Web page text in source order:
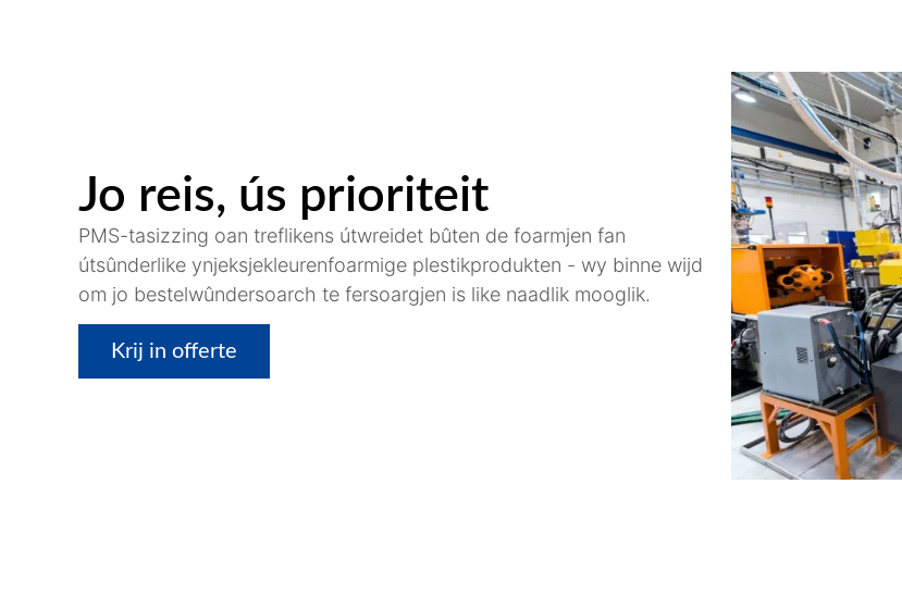
Jo reis, ús prioriteit
PMS-tasizzing oan treflikens útwreidet bûten de foarmjen fan
útsûnderlike ynjeksjekleurenfoarmige plestikprodukten - wy binne wijd
om jo bestelwûndersoarch te fersoargjen is like naadlik mooglik.
Krij in offerte